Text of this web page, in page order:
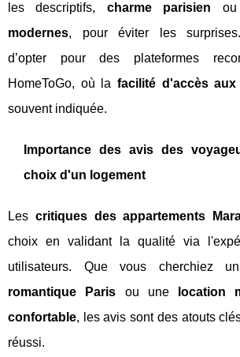
les descriptifs, charme parisien
modernes, pour éviter les surprises.
d’opter pour des plateformes
HomeToGo, où la facilité d'accès
souvent indiquée.
Importance des avis des
choix d'un logement
Les critiques des appartements
choix en validant la qualité via
utilisateurs. Que vous cherchiez
romantique Paris ou une
location
confortable, les avis sont des atouts
réussi.